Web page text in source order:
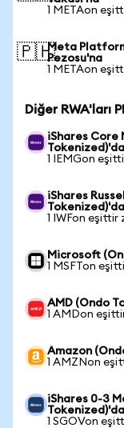
1 METAon
🇵🇭Meta
Pezosu'na
1 METAon
Diğer RWA'ları
iShares Core
1 IEMGon
iShares
1 IWFon eşittir
Microsoft
1 MSFTon
AMD (Ondo
1 AMDon
Amazon
1 AMZNon
iShares 0-3
1 SGOVon